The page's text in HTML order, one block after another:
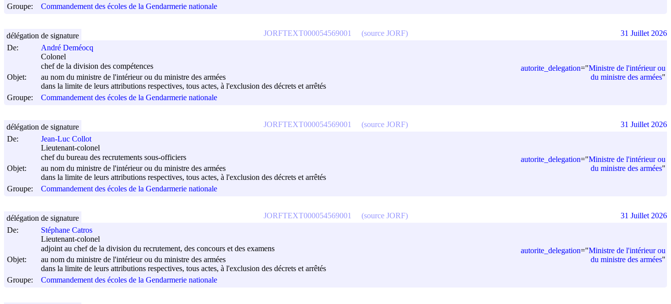
Groupe:
Commandement des écoles de la Gendarmerie nationale
De:
André Deméocq
Colonel
chef de la division des compétences
Objet:
au nom du ministre de l'intérieur ou du ministre des armées
dans la limite de leurs attributions respectives, tous actes, à l'exclusion des décrets et arrêtés
Groupe:
Commandement des écoles de la Gendarmerie nationale
autorite_delegation="Ministre de l'intérieur ou
du ministre des armées"
JORFTEXT000054569001 (source JORF)
délégation de signature 31 Juillet 2026
De:
Jean-Luc Collot
Lieutenant-colonel
chef du bureau des recrutements sous-officiers
Objet:
au nom du ministre de l'intérieur ou du ministre des armées
dans la limite de leurs attributions respectives, tous actes, à l'exclusion des décrets et arrêtés
Groupe:
Commandement des écoles de la Gendarmerie nationale
autorite_delegation="Ministre de l'intérieur ou
du ministre des armées"
JORFTEXT000054569001 (source JORF)
délégation de signature 31 Juillet 2026
De:
Stéphane Catros
Lieutenant-colonel
adjoint au chef de la division du recrutement, des concours et des examens
Objet:
au nom du ministre de l'intérieur ou du ministre des armées
dans la limite de leurs attributions respectives, tous actes, à l'exclusion des décrets et arrêtés
Groupe:
Commandement des écoles de la Gendarmerie nationale
autorite_delegation="Ministre de l'intérieur ou
du ministre des armées"
JORFTEXT000054569001 (source JORF)
délégation de signature 31 Juillet 2026